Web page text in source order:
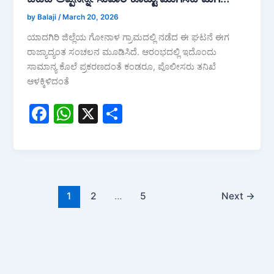
by Balaji/ March 20, 2026
ಯಾದಗಿರಿ ಜಿಲ್ಲೆಯ ಗೋನಾಳ ಗ್ರಾಮದಲ್ಲಿ ನಡೆದ ಈ ಘಟನೆ ಈಗ
ರಾಜ್ಯಾದ್ಯಂತ ಸಂಚಲನ ಮೂಡಿಸಿದೆ. ಆರಂಭದಲ್ಲಿ ಇದೊಂದು
ಸಾಮಾನ್ಯ ಕೊಲೆ ಪ್ರಕರಣದಂತೆ ಕಂಡರೂ, ಪೊಲೀಸರು ತನಿಖೆ
ಆಳಕ್ಕಿಳಿದಂತೆ
F
b
o
W
A
p
X
1 2 … 5 Next →